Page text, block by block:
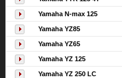
Yamaha N-max 125
Yamaha YZ85
Yamaha YZ65
Yamaha YZ 125
Yamaha YZ 250 LC